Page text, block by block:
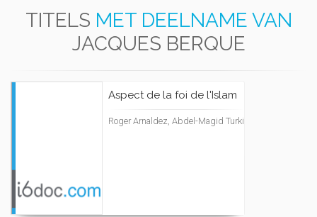
TITELS MET DEELNAME VAN
JACQUES BERQUE
Aspect de la foi de l'Islam
Roger Arnaldez, Abdel-Magid Turki